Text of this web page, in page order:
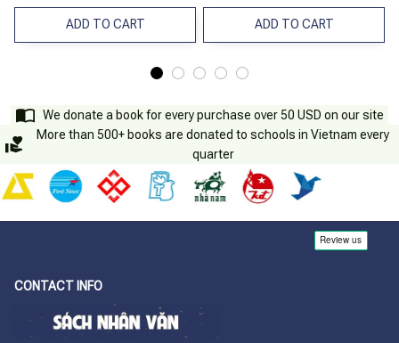
ADD TO CART ADD TO CART
We donate a book for every purchase over 50 USD on our site
More than 500+ books are donated to schools in Vietnam every
quarter
CONTACT INFO